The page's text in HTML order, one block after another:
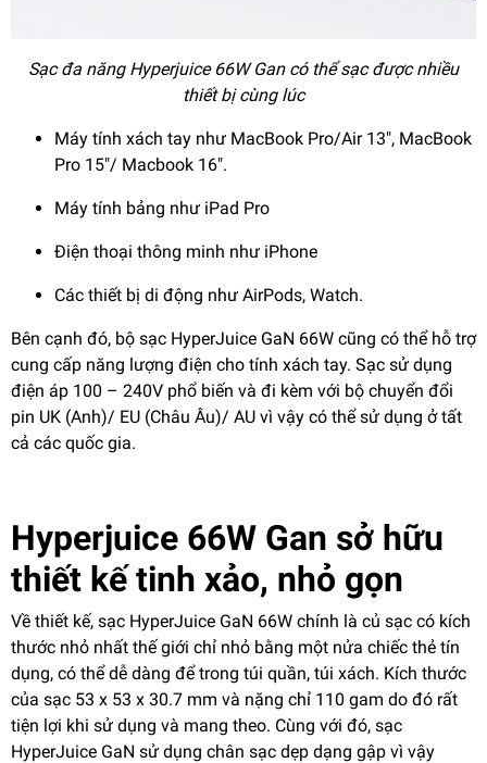
Sạc đa năng Hyperjuice 66W Gan có thể sạc được nhiều
thiết bị cùng lúc
Máy tính xách tay như MacBook Pro/Air 13″, MacBook
Pro 15″/ Macbook 16″.
Máy tính bảng như iPad Pro
Điện thoại thông minh như iPhone
Các thiết bị di động như AirPods, Watch.
Bên cạnh đó, bộ sạc HyperJuice GaN 66W cũng có thể hỗ trợ
cung cấp năng lượng điện cho tính xách tay. Sạc sử dụng
điện áp 100 – 240V phổ biến và đi kèm với bộ chuyển đổi
pin UK (Anh)/ EU (Châu Âu)/ AU vì vậy có thể sử dụng ở tất
cả các quốc gia.
Hyperjuice 66W Gan sở hữu
thiết kế tinh xảo, nhỏ gọn
Về thiết kế, sạc HyperJuice GaN 66W chính là củ sạc có kích
thước nhỏ nhất thế giới chỉ nhỏ bằng một nửa chiếc thẻ tín
dụng, có thể dễ dàng để trong túi quần, túi xách. Kích thước
của sạc 53 x 53 x 30.7 mm và nặng chỉ 110 gam do đó rất
tiện lợi khi sử dụng và mang theo. Cùng với đó, sạc
HyperJuice GaN sử dụng chân sạc dẹp dạng gập vì vậy